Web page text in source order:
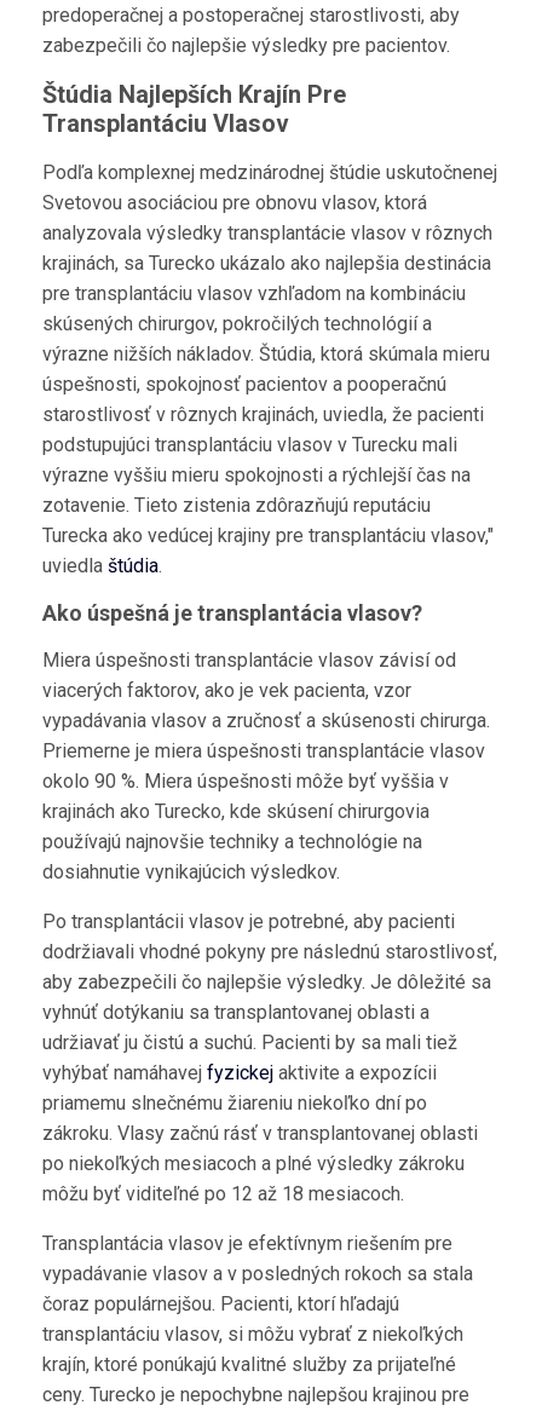
predoperačnej a postoperačnej starostlivosti, aby
zabezpečili čo najlepšie výsledky pre pacientov.
Štúdia Najlepších Krajín Pre
Transplantáciu Vlasov
Podľa komplexnej medzinárodnej štúdie uskutočnenej
Svetovou asociáciou pre obnovu vlasov, ktorá
analyzovala výsledky transplantácie vlasov v rôznych
krajinách, sa Turecko ukázalo ako najlepšia destinácia
pre transplantáciu vlasov vzhľadom na kombináciu
skúsených chirurgov, pokročilých technológií a
výrazne nižších nákladov. Štúdia, ktorá skúmala mieru
úspešnosti, spokojnosť pacientov a pooperačnú
starostlivosť v rôznych krajinách, uviedla, že pacienti
podstupujúci transplantáciu vlasov v Turecku mali
výrazne vyššiu mieru spokojnosti a rýchlejší čas na
zotavenie. Tieto zistenia zdôrazňujú reputáciu
Turecka ako vedúcej krajiny pre transplantáciu vlasov,"
uviedla štúdia.
Ako úspešná je transplantácia vlasov?
Miera úspešnosti transplantácie vlasov závisí od
viacerých faktorov, ako je vek pacienta, vzor
vypadávania vlasov a zručnosť a skúsenosti chirurga.
Priemerne je miera úspešnosti transplantácie vlasov
okolo 90 %. Miera úspešnosti môže byť vyššia v
krajinách ako Turecko, kde skúsení chirurgovia
používajú najnovšie techniky a technológie na
dosiahnutie vynikajúcich výsledkov.
Po transplantácii vlasov je potrebné, aby pacienti
dodržiavali vhodné pokyny pre následnú starostlivosť,
aby zabezpečili čo najlepšie výsledky. Je dôležité sa
vyhnúť dotýkaniu sa transplantovanej oblasti a
udržiavať ju čistú a suchú. Pacienti by sa mali tiež
vyhýbať namáhavej fyzickejaktivite a expozícii
priamemu slnečnému žiareniu niekoľko dní po
zákroku. Vlasy začnú rásť v transplantovanej oblasti
po niekoľkých mesiacoch a plné výsledky zákroku
môžu byť viditeľné po 12 až 18 mesiacoch.
Transplantácia vlasov je efektívnym riešením pre
vypadávanie vlasov a v posledných rokoch sa stala
čoraz populárnejšou. Pacienti, ktorí hľadajú
transplantáciu vlasov, si môžu vybrať z niekoľkých
krajín, ktoré ponúkajú kvalitné služby za prijateľné
ceny. Turecko je nepochybne najlepšou krajinou pre